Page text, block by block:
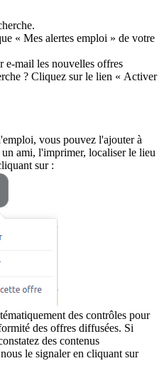
« Mes alertes emploi » de votre
e-mail les nouvelles offres
? Cliquez sur le lien « Activer
vous pouvez l'ajouter à
ami, l'imprimer, localiser le lieu
sur :
des contrôles pour
des offres diffusées. Si
des contenus
le signaler en cliquant sur